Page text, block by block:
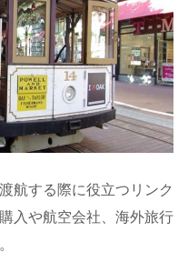
航する際に役立つリンク
入や航空会社、海外旅行